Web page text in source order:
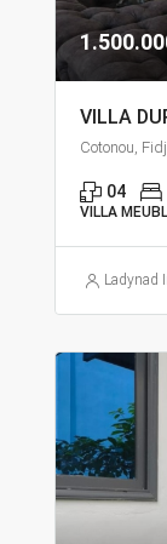
VILLA
Cotonou,
04
VILLA
Ladynad